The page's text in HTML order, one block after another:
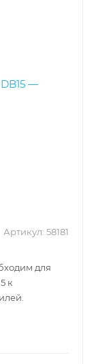
Артикул: 58181
для
к